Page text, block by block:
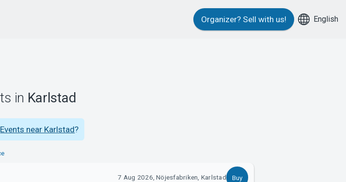
Organizer? Sell with us! English
in Karlstad
Events near Karlstad?
7 Aug 2026, Nöjesfabriken, Karlstad Buy